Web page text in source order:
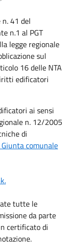
41 del
n.1 al PGT
legge regionale
sul
16 delle NTA
edificatori
ai sensi
n. 12/2005
di
comunale
tutte le
da parte
certificato di